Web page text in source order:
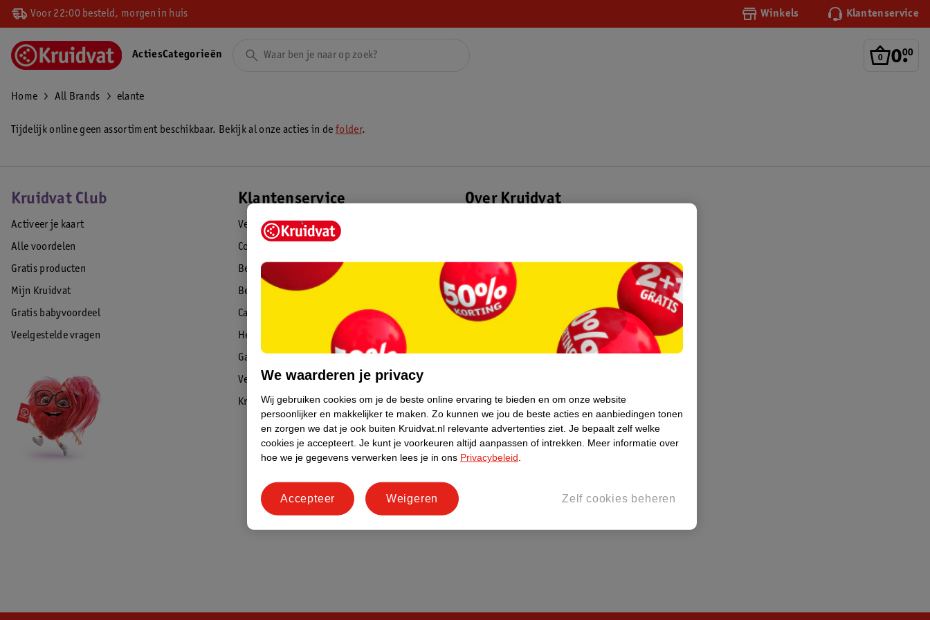
Voor 22:00 besteld, morgen in huis Winkels Klantenservice
0.
00
ActiesCategorieën
Home All Brands elante
Tijdelijk online geen assortiment beschikbaar. Bekijk al onze acties in defolder.
Kruidvat Club
Activeer je kaart
Alle voordelen
Gratis producten
Mijn Kruidvat
Gratis babyvoordeel
Veelgestelde vragen
Klantenservice
Veelgestelde vragen
Contact
Bestellen & leveren
Betalen
Cadeaukaart saldo
Herroepen & retourneren
Garantie
Veiligheidswaarschuwingen
Kruidvat Advies
Over Kruidvat
Winkelformule
Bedrijfsgegevens
Werken bij
Informatiepagina's
Keurmerk Zelfzorg Online
We waarderen je privacy
Wij gebruiken cookies om je de beste online ervaring te bieden en om onze website
persoonlijker en makkelijker te maken. Zo kunnen we jou de beste acties en aanbiedingen tonen
en zorgen we dat je ook buiten Kruidvat.nl relevante advertenties ziet. Je bepaalt zelf welke
cookies je accepteert. Je kunt je voorkeuren altijd aanpassen of intrekken.
Meer informatie over
hoe we je gegevens verwerken lees je in ons Privacybeleid
Zelf cookies beheren
Weigeren
Accepteer